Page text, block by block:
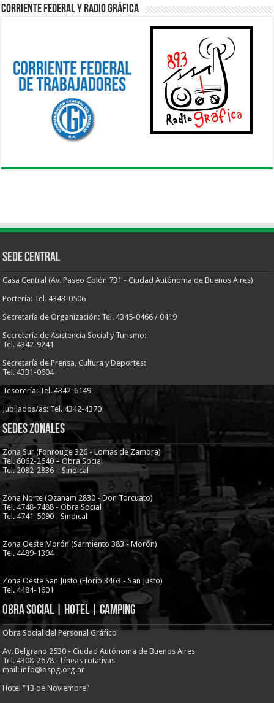
Corriente Federal y Radio Gráfica
Sede Central
Casa Central (Av. Paseo Colón 731 - Ciudad Autónoma de Buenos Aires)
Portería: Tel. 4343-0506
Secretaría de Organización: Tel. 4345-0466 / 0419
Secretaría de Asistencia Social y Turismo:
Tel. 4342-9241
Secretaría de Prensa, Cultura y Deportes:
Tel. 4331-0604
Tesorería: Tel. 4342-6149
Jubilados/as: Tel. 4342-4370
Sedes Zonales
Zona Sur (Fonrouge 326 - Lomas de Zamora)
Tel. 6062-2640 – Obra Social
Tel. 2082-2836 – Sindical
Zona Norte (Ozanam 2830 - Don Torcuato)
Tel. 4748-7488 - Obra Social
Tel. 4741-5090 - Sindical
Zona Oeste Morón (Sarmiento 383 - Morón)
Tel. 4489-1394
Zona Oeste San Justo (Florio 3463 - San Justo)
Tel. 4484-1601
Obra Social | Hotel | Camping
Obra Social del Personal Gráfico
Av. Belgrano 2530 - Ciudad Autónoma de Buenos Aires
Tel. 4308-2678 - Líneas rotativas
mail: info@ospg.org.ar
Hotel "13 de Noviembre"